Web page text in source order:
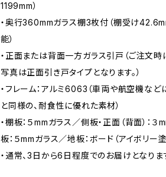
1199mm）
・奥行360mmガラス棚3枚付（棚受け
能）
・正面または背面一方ガラス引戸（ご注文時
写真は正面引き戸タイプとなります。）
・フレーム：アルミ6063（車両や航空機な
と同様の、耐食性に優れた素材）
・棚板：５mmガラス／側板・正面（背面）：
板：５mmガラス／地板：ボード（アイボリー塗
・通常、3日から6日程度でのお届けとなりま